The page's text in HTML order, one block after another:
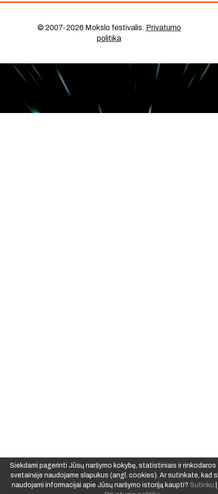
© 2007-2026 Mokslo festivalis. Privatumo
politika
Siekdami pagerinti Jūsų naršymo kokybę, statistiniais ir
svetainėje naudojame slapukus (angl. cookies). Ar sutinkate, kad
naudojami informacijai apie Jūsų naršymo istoriją kaupti? Sutinku